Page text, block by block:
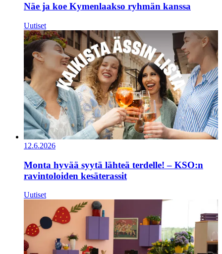
Näe ja koe Kymenlaakso ryhmän kanssa
Uutiset
12.6.2026
Monta hyvää syytä lähteä terdelle! – KSO:n
ravintoloiden kesäterassit
Uutiset